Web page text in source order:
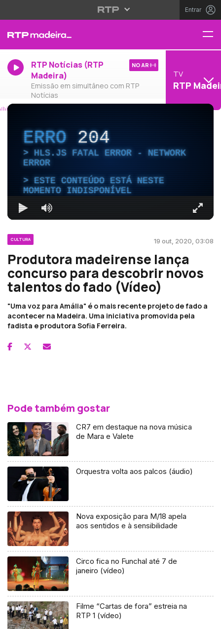
Entrar
RTP Notícias (RTP
Madeira)
Emissão em simultâneo com RTP
Notícias
NO AR
TV
RTP
ERRO204
HLS.JS FATAL ERROR - NETWORK
ERROR
ESTE CONTEÚDO ESTÁ NESTE
MOMENTO INDISPONÍVEL
CULTURA 19 out, 2020, 03:08
Produtora madeirense lança
concurso para descobrir novos
talentos do fado (Vídeo)
"Uma voz para Amália" é o mais recente projeto de fado a
acontecer na Madeira. Uma iniciativa promovida pela
fadista e produtora Sofia Ferreira.
Pode também gostar
CR7 em destaque na nova música
de Mara e Valete
Orquestra volta aos palcos (áudio)
Nova exposição para M/18 apela
aos sentidos e à sensibilidade
Circo fica no Funchal até 7 de
janeiro (vídeo)
Filme “Cartas de fora” estreia na
RTP 1 (vídeo)